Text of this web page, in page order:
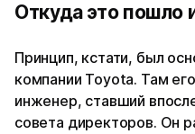
Откуда это пошло
Принцип, кстати, был
компании Toyota. Там
инженер, ставший
совета директоров. Он